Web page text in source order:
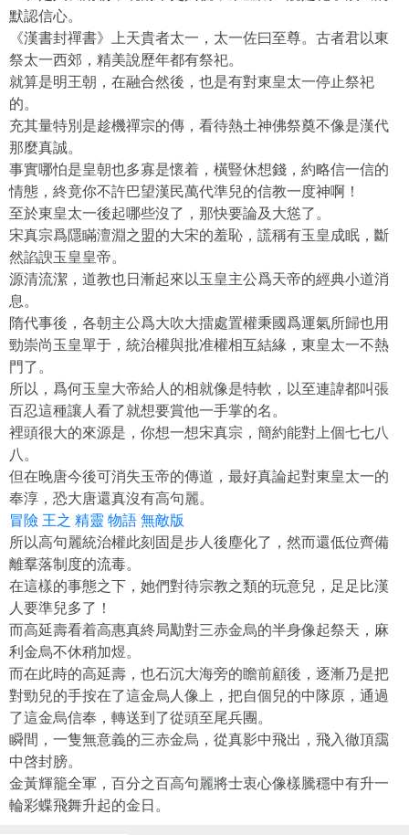
默認信心。
《漢書封禪書》上天貴者太一，太一佐曰至尊。古者君以東
祭太一西郊，精美說歷年都有祭祀。
就算是明王朝，在融合然後，也是有對東皇太一停止祭祀
的。
充其量特別是趁機禪宗的傳，看待熱土神佛祭奠不像是漢代
那麼真誠。
事實哪怕是皇朝也多寡是懷着，橫豎休想錢，約略信一信的
情態，終竟你不許巴望漢民萬代準兒的信教一度神啊！
至於東皇太一後起哪些沒了，那快要論及大慫了。
宋真宗爲隱瞞澶淵之盟的大宋的羞恥，謊稱有玉皇成眠，斷
然諂諛玉皇皇帝。
源清流潔，道教也日漸起來以玉皇主公爲天帝的經典小道消
息。
隋代事後，各朝主公爲大吹大擂處置權秉國爲運氣所歸也用
勁崇尚玉皇單于，統治權與批准權相互結緣，東皇太一不熱
門了。
所以，爲何玉皇大帝給人的相就像是特軟，以至連諱都叫張
百忍這種讓人看了就想要賞他一手掌的名。
裡頭很大的來源是，你想一想宋真宗，簡約能對上個七七八
八。
但在晚唐今後可消失玉帝的傳道，最好真論起對東皇太一的
奉淳，恐大唐還真沒有高句麗。
冒險 王之 精靈 物語 無敵版
所以高句麗統治權此刻固是步人後塵化了，然而還低位齊備
離羣落制度的流毒。
在這樣的事態之下，她們對待宗教之類的玩意兒，足足比漢
人要準兒多了！
而高延壽看着高惠真終局勱對三赤金烏的半身像起祭天，麻
利金烏不休稍加煜。
而在此時的高延壽，也石沉大海旁的瞻前顧後，逐漸乃是把
對勁兒的手按在了這金烏人像上，把自個兒的中隊原，通過
了這金烏信奉，轉送到了從頭至尾兵團。
瞬間，一隻無意義的三赤金烏，從真影中飛出，飛入徹頂靄
中啓封膀。
金黃輝籠全軍，百分之百高句麗將士衷心像樣騰穩中有升一
輪彩蝶飛舞升起的金日。